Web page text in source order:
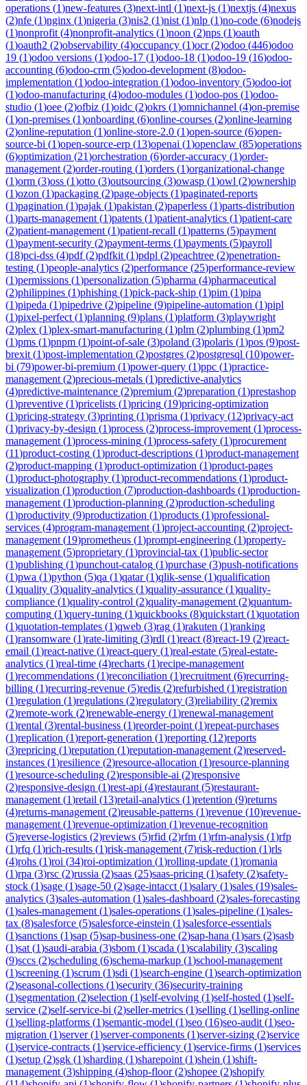
operations (1)new-features (3)next-intl (1)next-js (1)nextjs (4)nexus
(2)nfe (1)nginx (1)nigeria (3)nis2 (1)nist (1)nlp (1)no-code (6)nodejs
(1)nonprofit (4)nonprofit-analytics (1)noon (2)nps (1)oauth
(1)oauth2 (2)observability (4)occupancy (1)ocr(2)odoo (446)odoo
19 (1)odoo versions (1)odoo-17 (1)odoo-18 (1)odoo-19 (16)odoo-
accounting (6)odoo-crm (5)odoo-development (8)odoo-
implementation (1)odoo-integration (1)odoo-inventory (5)odoo-iot
(1)odoo-manufacturing (4)odoo-modules (1)odoo-pos (1)odoo-
studio (1)oee (2)ofbiz (1)oidc (2)okrs (1)omnichannel (4)on-premise
(1)on-premises (1)onboarding (6)online-courses (2)online-learning
(2)online-reputation (1)online-store-2.0 (1)open-source (6)open-
source-bi (1)open-source-erp (13)openai (1)openclaw (85)operations
(6)optimization (21)orchestration (6)order-accuracy (1)order-
management (2)order-routing (1)orders (1)organizational-change
(1)orm (3)oss (1)otto (3)outsourcing (3)owasp (1)owl (2)ownership
(1)ozon (1)packaging (2)page-objects (1)paginated-reports
(1)pagination (1)pajak (1)pakistan (2)paperless (1)parts-distribution
(1)parts-management (1)patents (1)patient-analytics (1)patient-care
(2)patient-management (1)patient-recall (1)patterns (5)payment
(1)payment-security (2)payment-terms (1)payments (5)payroll
(18)pci-dss (4)pdf(2)pdfkit (1)pdpl (2)peachtree (2)penetration-
testing (1)people-analytics (2)performance (25)performance-review
(1)permissions (1)personalization (5)pharma (4)pharmaceutical
(2)philippines (1)phishing (1)pick-pack-ship (1)pim (1)pipa
(1)pipeda (1)pipedrive (2)pipeline (9)pipeline-automation (1)pipl
(1)pixel-perfect (1)planning (9)plans (1)platform (3)playwright
(2)plex (1)plex-smart-manufacturing (1)plm (2)plumbing (1)pm2
(1)pms (1)pnpm (1)point-of-sale (3)poland (3)polaris (1)pos (9)post-
brexit (1)post-implementation (2)postgres (2)postgresql (10)power-
bi (79)power-bi-premium (1)power-query (1)ppc (1)practice-
management (2)precious-metals (1)predictive-analytics
(4)predictive-maintenance (2)premium (2)preparation (1)prestashop
(1)preventive (1)pricelists (1)pricing (19)pricing-optimization
(1)pricing-strategy (3)printing (1)prisma (1)privacy (12)privacy-act
(1)privacy-by-design (1)process (2)process-improvement (1)process-
management (1)process-mining (1)process-safety (1)procurement
(11)product-costing (1)product-descriptions (1)product-management
(2)product-mapping (1)product-optimization (1)product-pages
(1)product-photography (1)product-recommendations (1)product-
visualization (1)production (7)production-dashboards (1)production-
management (1)production-planning (2)production-scheduling
(1)productivity (9)productization (1)products (1)professional-
services (4)program-management (1)project-accounting (2)project-
management (19)prometheus (1)prompt-engineering (1)property-
management (5)proprietary (1)provincial-tax (1)public-sector
(1)publishing (1)punchout-catalog (1)purchase (3)push-notifications
(1)pwa (1)python (5)qa (1)qatar(1)qlik-sense (1)qualification
(1)quality (3)quality-analytics (1)quality-assurance (1)quality-
compliance (1)quality-control (2)quality-management (2)quantum-
computing (1)query-tuning (1)quickbooks (8)quickstart (1)quotation
(1)quotation-templates (1)qweb (3)rag (1)rakuten (1)ranking
(1)ransomware (1)rate-limiting (3)rdl (1)react (8)react-19 (2)react-
email (1)react-native (1)react-query (1)real-estate (5)real-estate-
analytics (1)real-time (4)recharts (1)recipe-management
(1)recommendations (1)reconciliation (1)recruitment (6)recurring-
billing (1)recurring-revenue (5)redis (2)refurbished (1)registration
(1)regulation (1)regulations (2)regulatory (3)reliability (2)remix
(2)remote-work (2)renewable-energy (1)renewal-management
(1)rental (3)rental-business (1)reorder-point (1)repeat-purchases
(1)replication (1)report-generation (1)reporting (12)reports
(3)repricing (1)reputation (1)reputation-management (2)reserved-
instances (1)resilience (2)resource-allocation (1)resource-planning
(1)resource-scheduling (2)responsible-ai (2)responsive
(2)responsive-design (1)rest-api (4)restaurant (5)restaurant-
management (1)retail (13)retail-analytics (1)retention (9)returns
(4)returns-management (2)reusable-patterns (1)revenue (10)revenue-
management (1)revenue-optimization (1)revenue-recognition
(5)reverse-logistics (2)reviews (5)rfid (2)rfm (1)rfm-analysis (1)rfp
(1)rfq (1)rich-results (1)risk-management (7)risk-reduction (1)rls
(4)rohs (1)roi (34)roi-optimization (1)rolling-update (1)romania
(1)rpa (3)rsc (2)russia (2)saas (25)saas-pricing (1)safety (2)safety-
stock (1)sage (1)sage-50 (2)sage-intacct (1)salary (1)sales (19)sales-
analytics (3)sales-automation (1)sales-dashboard (2)sales-forecasting
(1)sales-management (1)sales-operations (1)sales-pipeline (1)sales-
tax (8)salesforce (5)salesforce-einstein (1)salesforce-essentials
(1)sanctions (1)sap (5)sap-business-one (2)sap-hana (1)sars (2)sasb
(1)sat (1)saudi-arabia (3)sbom (1)scada (1)scalability (3)scaling
(9)sccs (2)scheduling (6)schema-markup (1)school-management
(1)screening (1)scrum (1)sdi (1)search-engine (1)search-optimization
(2)seasonal-collections (1)security (36)security-training
(1)segmentation (2)selection (1)self-evolving (1)self-hosted (1)self-
service (2)self-service-bi (2)seller-metrics (1)selling (1)selling-online
(1)selling-platforms (1)semantic-model (1)seo (16)seo-audit (1)seo-
migration (1)server(1)server-components (1)server-sizing (2)service
(1)service-contracts (1)service-efficiency (1)service-firms (1)services
(1)setup (2)sgk (1)sharding (1)sharepoint (1)shein (1)shift-
management (3)shipping (4)shop-floor(2)shopee (2)shopify